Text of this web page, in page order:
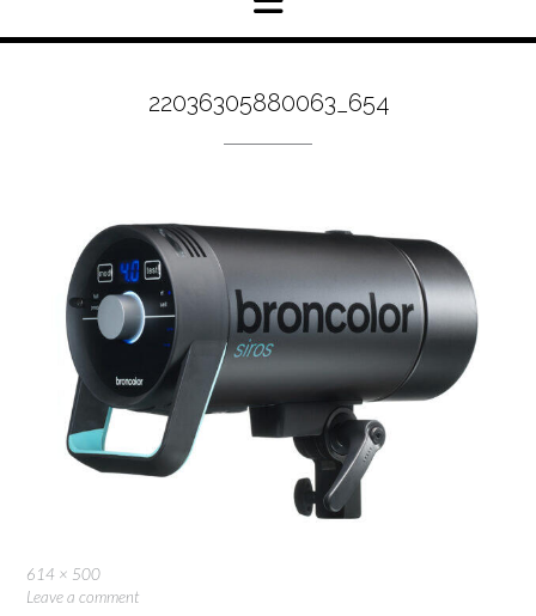
22036305880063_654
Full
size
614 × 500
Leave a comment